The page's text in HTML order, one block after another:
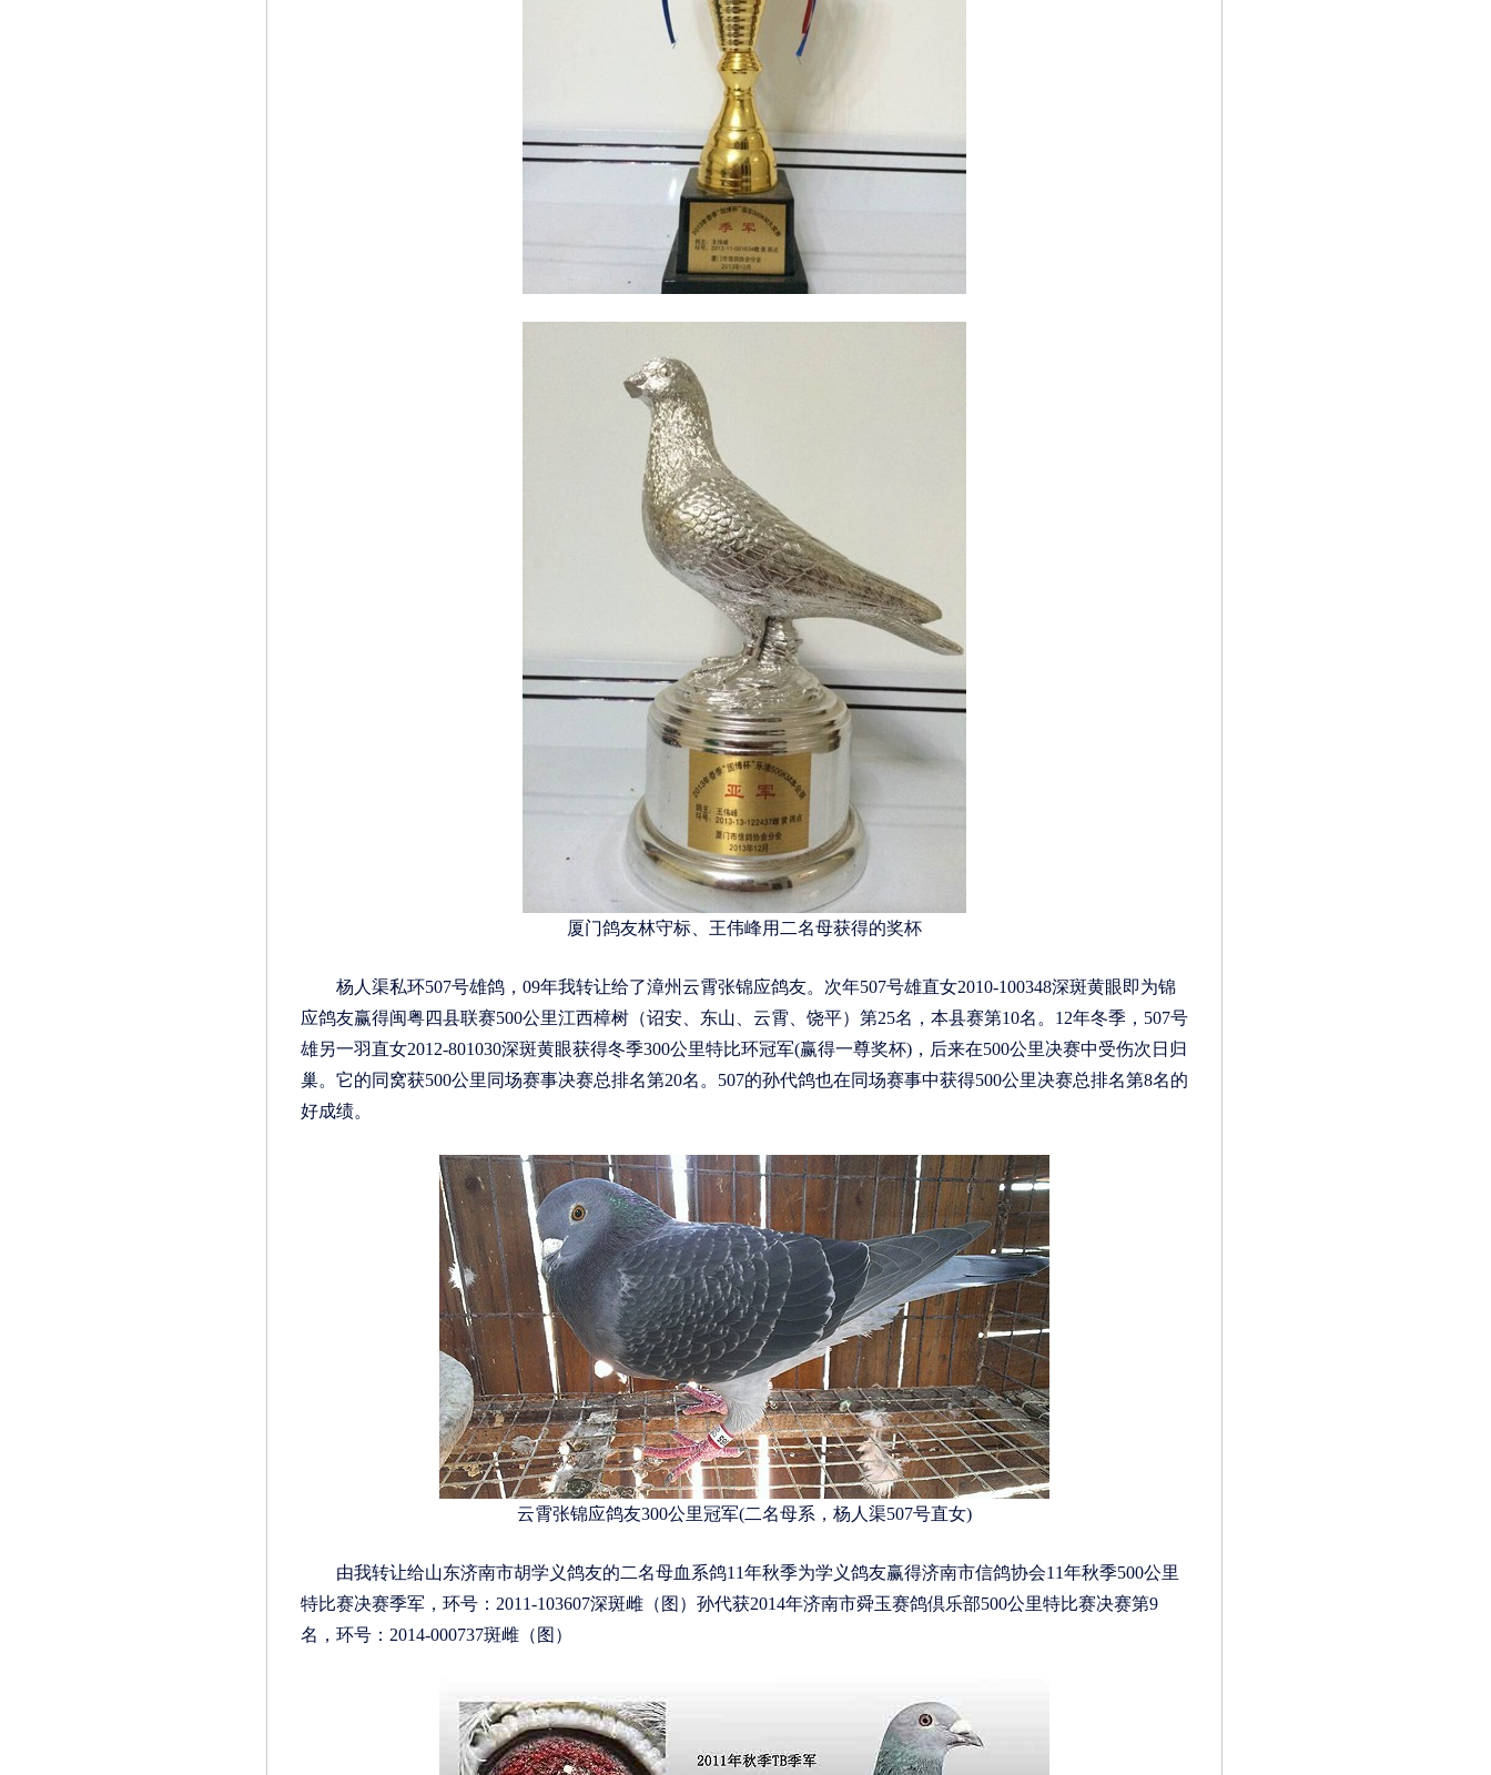
厦门鸽友林守标、王伟峰用二名母获得的奖杯
杨人渠私环507号雄鸽，09年我转让给了漳州云霄张锦应鸽友。次年507号雄直女2010-100348深斑黄眼即为锦
应鸽友赢得闽粤四县联赛500公里江西樟树（诏安、东山、云霄、饶平）第25名，本县赛第10名。12年冬季，507号
雄另一羽直女2012-801030深斑黄眼获得冬季300公里特比环冠军(赢得一尊奖杯)，后来在500公里决赛中受伤次日归
巢。它的同窝获500公里同场赛事决赛总排名第20名。507的孙代鸽也在同场赛事中获得500公里决赛总排名第8名的
好成绩。
云霄张锦应鸽友300公里冠军(二名母系，杨人渠507号直女)
由我转让给山东济南市胡学义鸽友的二名母血系鸽11年秋季为学义鸽友赢得济南市信鸽协会11年秋季500公里
特比赛决赛季军，环号：2011-103607深斑雌（图）孙代获2014年济南市舜玉赛鸽倶乐部500公里特比赛决赛第9
名，环号：2014-000737斑雌（图）